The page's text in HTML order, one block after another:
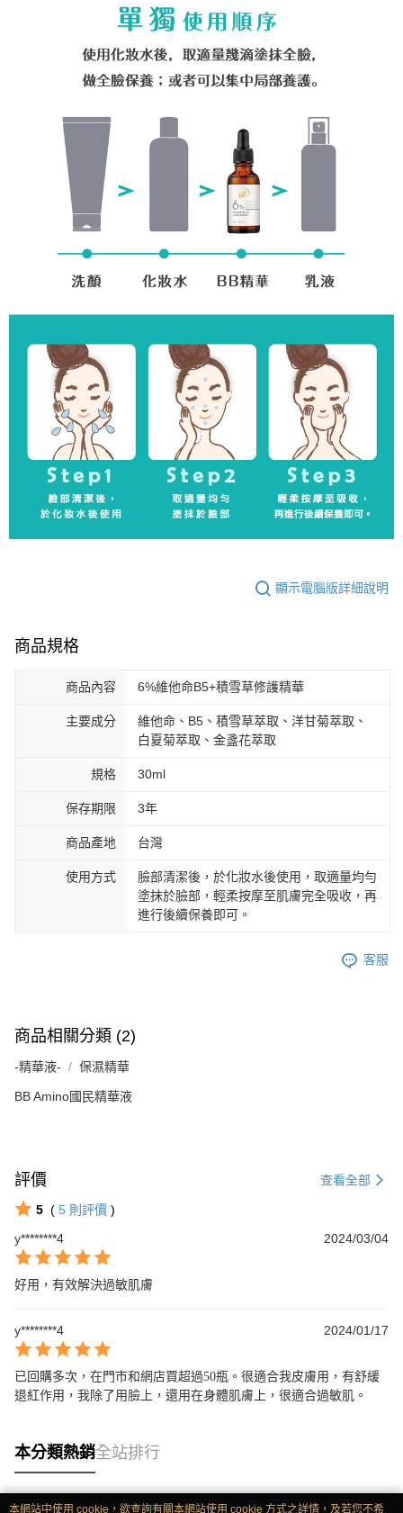
顯示電腦版詳細說明
商品規格
商品內容 6%維他命B5+積雪草修護精華
主要成分
維他命、B5、積雪草萃取、洋甘菊萃取、
白夏菊萃取、金盞花萃取
規格 30ml
保存期限 3年
商品產地 台灣
使用方式
臉部清潔後，於化妝水後使用，取適量均勻
塗抹於臉部，輕柔按摩至肌膚完全吸收，再
進行後續保養即可。
客服
商品相關分類 (2)
-精華液- 保濕精華
BB Amino國民精華液
評價 查看全部
5 ( 5 則評價 )
y********4
2024/03/04
好用，有效解決過敏肌膚
y********4 2024/01/17
已回購多次，在門巿和網店買超過50瓶。很適合我皮膚用，有舒緩
退紅作用，我除了用臉上，還用在身體肌膚上，很適合過敏肌。
本分類熱銷全站排行
本網站中使用 cookie，欲查詢有關本網站使用 cookie 方式之詳情，及若您不希